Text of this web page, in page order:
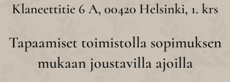
Klaneettitie 6 A, 00420 Helsinki, 1. krs
Tapaamiset toimistolla sopimuksen
mukaan joustavilla ajoilla